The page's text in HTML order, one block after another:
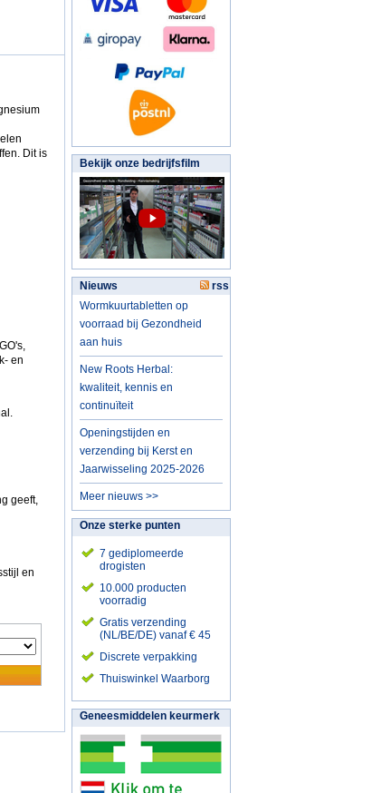
Dit is
en
geeft,
en
Bekijk onze bedrijfsfilm
Nieuws
rss
Wormkuurtabletten op
voorraad bij Gezondheid
aan huis
New Roots Herbal:
kwaliteit, kennis en
continuïteit
Openingstijden en
verzending bij Kerst en
Jaarwisseling 2025-2026
Meer nieuws >>
Onze sterke punten
7 gediplomeerde
drogisten
10.000 producten
voorradig
Gratis verzending
(NL/BE/DE) vanaf € 45
Discrete verpakking
Thuiswinkel Waarborg
Geneesmiddelen keurmerk